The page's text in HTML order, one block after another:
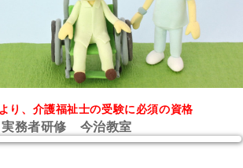
り、介護福祉士の受験に必須の資格
実務者研修 今治教室